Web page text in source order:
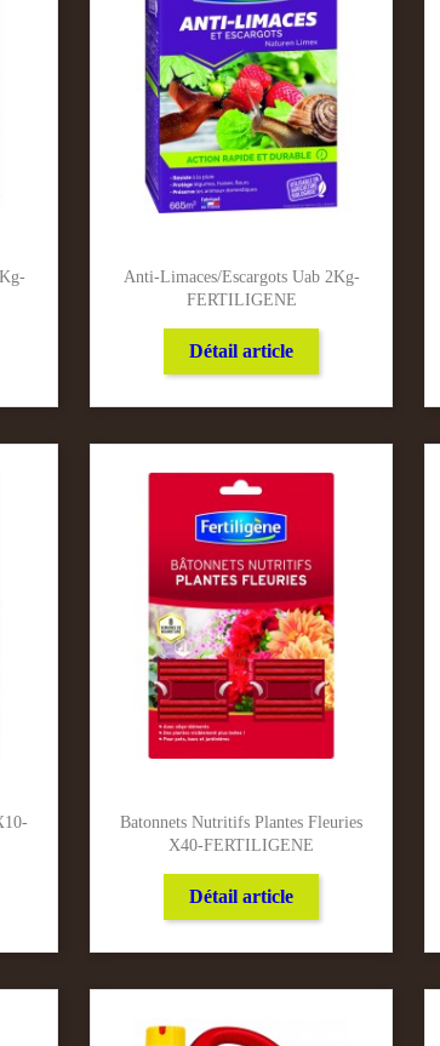
Anti-Limaces/Escargots Uab 2Kg-
FERTILIGENE
Détail article
Batonnets Nutritifs Plantes Fleuries
X40-FERTILIGENE
Détail article